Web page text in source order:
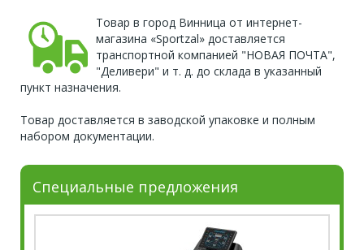
Товар в город Винница от интернет-
магазина «Sportzal» доставляется
транспортной компанией "НОВАЯ ПОЧТА",
"Деливери" и т. д. до склада в указанный
пункт назначения.
Товар доставляется в заводской упаковке и полным
набором документации.
Специальные предложения